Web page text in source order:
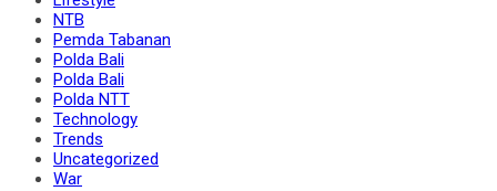
NTB
Pemda Tabanan
Polda Bali
Polda Bali
Polda NTT
Technology
Trends
Uncategorized
War